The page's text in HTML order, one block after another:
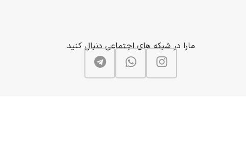
مارا در شبکه های اجتماعی دنبال کنید